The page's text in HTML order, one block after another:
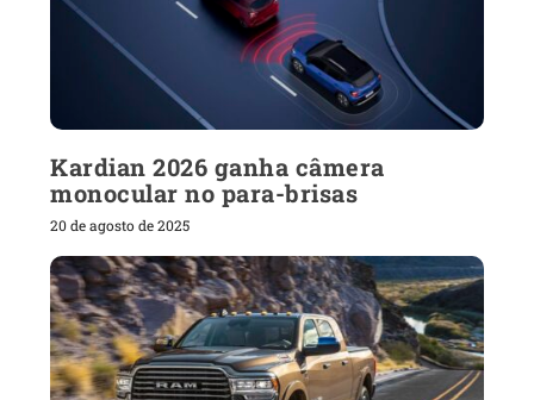
Kardian 2026 ganha câmera
monocular no para-brisas
20 de agosto de 2025